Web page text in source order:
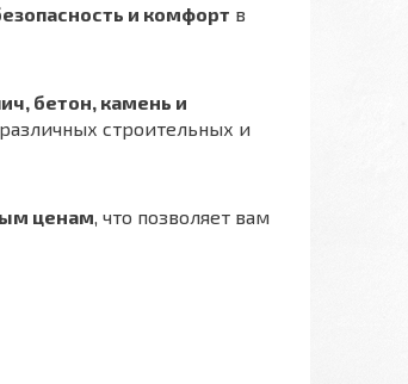
и комфорт в
бетон, камень и
строительных и
ценам, что позволяет вам